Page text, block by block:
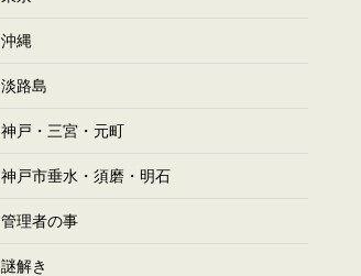
沖縄
淡路島
神戸・三宮・元町
神戸市垂水・須磨・明石
管理者の事
謎解き